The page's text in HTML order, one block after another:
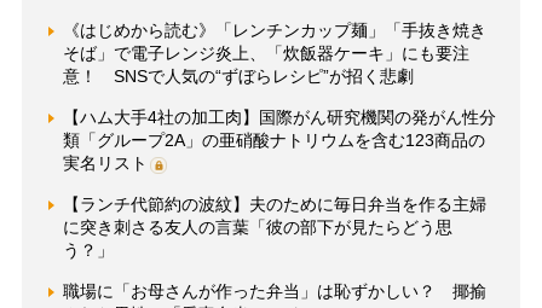
《はじめから読む》「レンチンカップ麺」「手抜き焼き
そば」で電子レンジ炎上、「炊飯器ケーキ」にも要注
意！ SNSで人気の“ずぼらレシピ”が招く悲劇
【ハム大手4社の加工肉】国際がん研究機関の発がん性分
類「グループ2A」の亜硝酸ナトリウムを含む123商品の
実名リスト
【ランチ代節約の波紋】夫のために毎日弁当を作る主婦
に突き刺さる友人の言葉「彼の部下が見たらどう思
う？」
職場に「お母さんが作った弁当」は恥ずかしい？ 揶揄